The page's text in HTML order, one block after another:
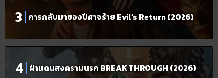
การกลับมาของปีศาจร้าย Evil’s Return (2026)
ฝ่าแดนสงครามนรก BREAK THROUGH (2026)